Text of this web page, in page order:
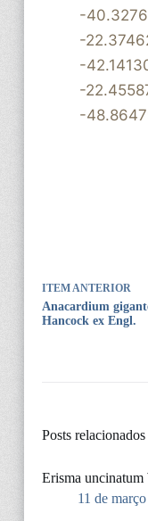
-
-
-
-
-
ITEM ANTERIOR
Anacardium
Hancock ex Engl.
Posts relacionados
Erisma uncinatum
11 de